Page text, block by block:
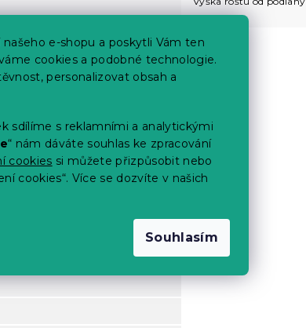
e-shopu a poskytli Vám ten
cookies a podobné technologie.
personalizovat obsah a
sdílíme s reklamními a analytickými
“ nám dáváte souhlas ke zpracování
cookies si můžete přizpůsobit nebo
cookies“. Více se dozvíte v našich
Souhlasím